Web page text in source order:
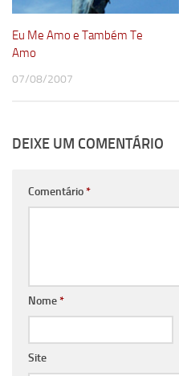
Eu Me Amo e Também Te
Amo
07/08/2007
DEIXE UM COMENTÁRIO
Comentário*
Nome*
Site